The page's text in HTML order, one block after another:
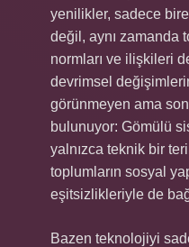
yenilikler, sadece
değil, aynı zamanda
normları ve ilişkileri
devrimsel
görünmeyen ama
bulunuyor: Gömülü
yalnızca teknik bir
toplumların sosyal
eşitsizlikleriyle de
Bazen teknolojiyi